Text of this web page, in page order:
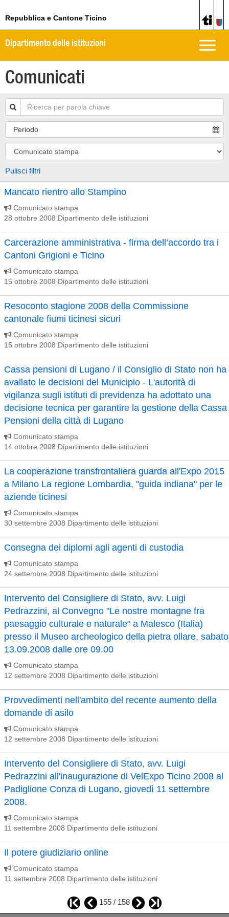
Repubblica e Cantone Ticino
Toggle
Dipartimento delle istituzioni
Comunicati
Periodo
Pulisci filtri
Mancato rientro allo Stampino
Comunicato stampa
28 ottobre 2008 Dipartimento delle istituzioni
Carcerazione amministrativa - firma dell’accordo tra i
Cantoni Grigioni e Ticino
Comunicato stampa
15 ottobre 2008 Dipartimento delle istituzioni
Resoconto stagione 2008 della Commissione
cantonale fiumi ticinesi sicuri
Comunicato stampa
15 ottobre 2008 Dipartimento delle istituzioni
Cassa pensioni di Lugano / il Consiglio di Stato non ha
avallato le decisioni del Municipio - L'autorità di
vigilanza sugli istituti di previdenza ha adottato una
decisione tecnica per garantire la gestione della Cassa
Pensioni della città di Lugano
Comunicato stampa
14 ottobre 2008 Dipartimento delle istituzioni
La cooperazione transfrontaliera guarda all'Expo 2015
a Milano La regione Lombardia, "guida indiana" per le
aziende ticinesi
Comunicato stampa
30 settembre 2008 Dipartimento delle istituzioni
Consegna dei diplomi agli agenti di custodia
Comunicato stampa
24 settembre 2008 Dipartimento delle istituzioni
Intervento del Consigliere di Stato, avv. Luigi
Pedrazzini, al Convegno "Le nostre montagne fra
paesaggio culturale e naturale" a Malesco (Italia)
presso il Museo archeologico della pietra ollare, sabato
13.09.2008 dalle ore 09.00
Comunicato stampa
12 settembre 2008 Dipartimento delle istituzioni
Provvedimenti nell'ambito del recente aumento della
domande di asilo
Comunicato stampa
12 settembre 2008 Dipartimento delle istituzioni
Intervento del Consigliere di Stato, avv. Luigi
Pedrazzini all'inaugurazione di VelExpo Ticino 2008 al
Padiglione Conza di Lugano, giovedì 11 settembre
2008.
Comunicato stampa
11 settembre 2008 Dipartimento delle istituzioni
Il potere giudiziario online
Comunicato stampa
11 settembre 2008 Dipartimento delle istituzioni
155 / 158